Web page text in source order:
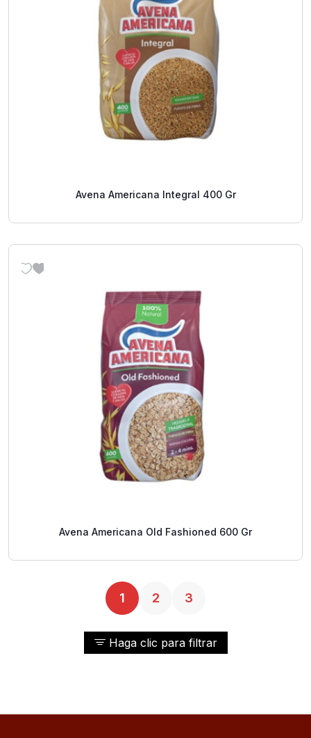
Haga clic para filtrar
Avena Americana Integral 400 Gr
Avena Americana Old Fashioned 600 Gr
1 2 3